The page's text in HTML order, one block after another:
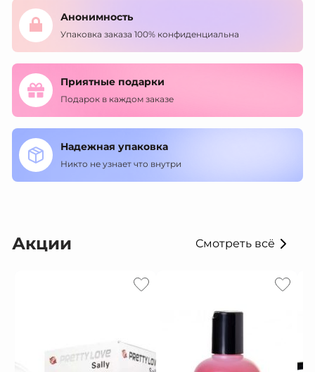
Анонимность
Упаковка заказа 100% конфиденциальна
Приятные подарки
Подарок в каждом заказе
Надежная упаковка
Никто не узнает что внутри
Акции Смотреть всё